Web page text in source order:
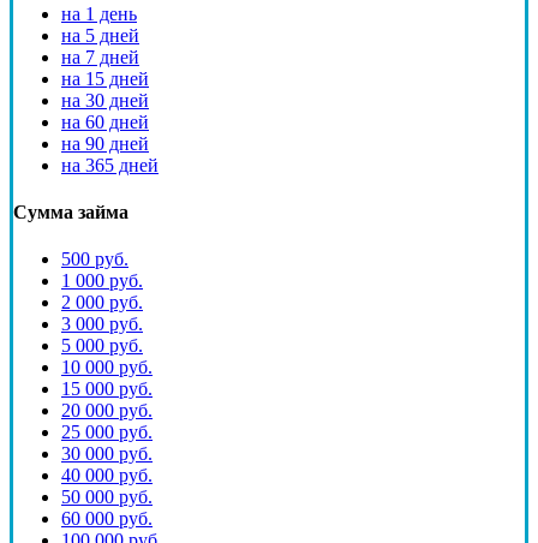
на 1 день
на 5 дней
на 7 дней
на 15 дней
на 30 дней
на 60 дней
на 90 дней
на 365 дней
Сумма займа
500 руб.
1 000 руб.
2 000 руб.
3 000 руб.
5 000 руб.
10 000 руб.
15 000 руб.
20 000 руб.
25 000 руб.
30 000 руб.
40 000 руб.
50 000 руб.
60 000 руб.